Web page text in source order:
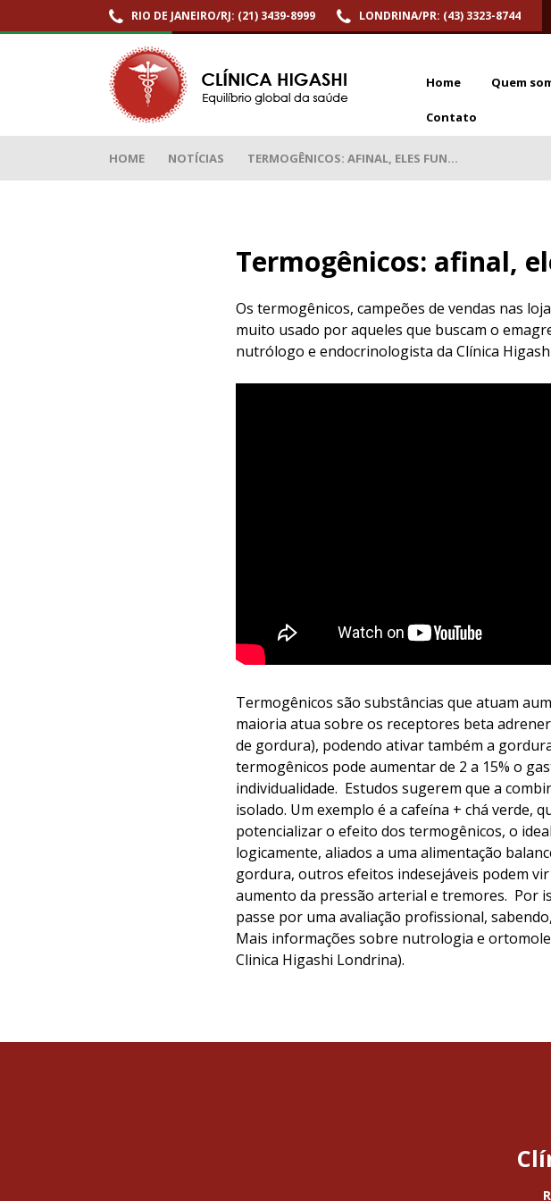
RIO DE JANEIRO/RJ: (21) 3439-8999 LONDRINA/PR: (43) 3323-8744
Termogênicos: afinal, eles funcionam?
Home Quem
Contato
HOME NOTÍCIAS TERMOGÊNICOS: AFINAL, ELES FUN...
Termogênicos: afinal,
Os termogênicos, campeões de vendas nas
muito usado por aqueles que buscam o
nutrólogo e endocrinologista da Clínica
Termogênicos são substâncias que atuam
maioria atua sobre os receptores beta
de gordura), podendo ativar também a
termogênicos pode aumentar de 2 a 15% o
individualidade. Estudos sugerem que a
isolado. Um exemplo é a cafeína + chá verde,
potencializar o efeito dos termogênicos, o
logicamente, aliados a uma alimentação
gordura, outros efeitos indesejáveis podem
aumento da pressão arterial e tremores. Por
passe por uma avaliação profissional,
Mais informações sobre nutrologia e
Clinica Higashi Londrina).